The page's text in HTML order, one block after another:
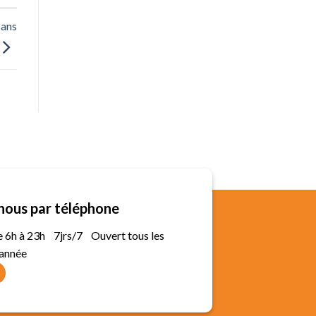
par téléphone
6h à 23h 7jrs/7 Ouvert tous les